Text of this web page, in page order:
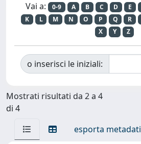
Vai a: 0-9 A B C D E
K
L M N O P Q R
X
Y Z
o inserisci le iniziali:
Mostrati risultati da 2 a 4
di 4
esporta metadati